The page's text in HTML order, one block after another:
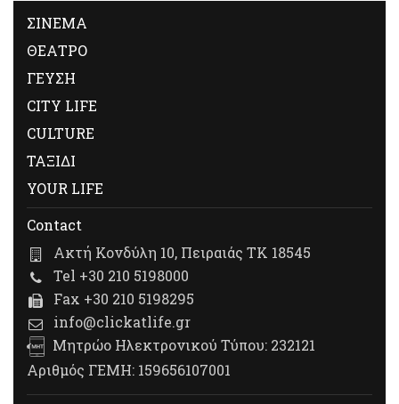
ΣΙΝΕΜΑ
ΘΕΑΤΡΟ
ΓΕΥΣΗ
CITY LIFE
CULTURE
ΤΑΞΙΔΙ
YOUR LIFE
Contact
Ακτή Κονδύλη 10, Πειραιάς ΤΚ 18545
Tel +30 210 5198000
Fax +30 210 5198295
info@clickatlife.gr
Μητρώο Ηλεκτρονικού Τύπου: 232121
Αριθμός ΓΕΜΗ: 159656107001